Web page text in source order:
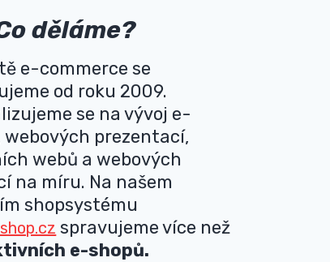
děláme?
e-commerce se
od roku 2009.
se na vývoj e-
webových prezentací,
webů a webových
na míru. Na našem
shopsystému
spravujeme více než
e-shopů.